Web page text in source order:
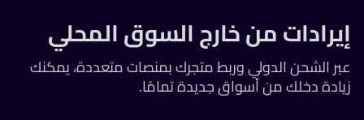
إيرادات من خارج السوق المحلي
عبر الشحن الدولي وربط متجرك بمنصات متعددة، يمكنك
زيادة دخلك من أسواق جديدة تمامًا.